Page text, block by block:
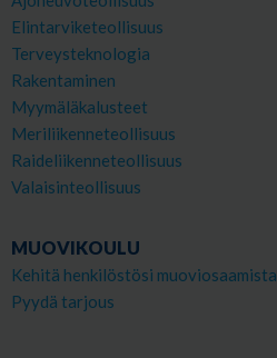
Elintarviketeollisuus
Terveysteknologia
Rakentaminen
Myymäläkalusteet
Meriliikenneteollisuus
Raideliikenneteollisuus
Valaisinteollisuus
MUOVIKOULU
Kehitä henkilöstösi muoviosaamista
Pyydä tarjous